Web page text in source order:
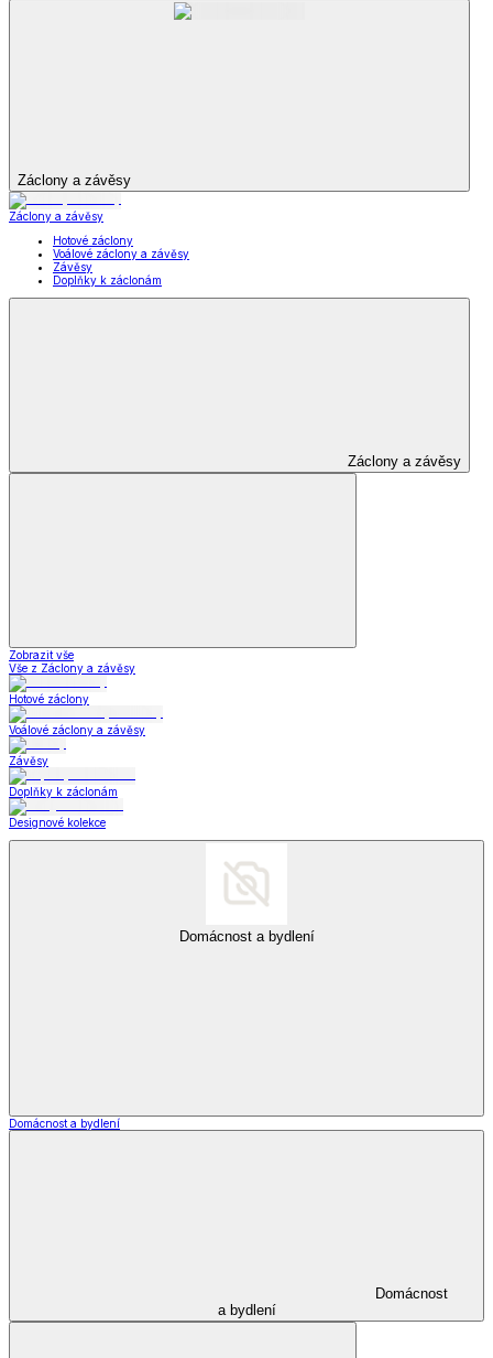
Záclony a závěsy
Záclony a závěsy
Hotové záclony
Voálové záclony a závěsy
Závěsy
Doplňky k záclonám
Záclony a závěsy
Zobrazit vše
Vše z Záclony a závěsy
Hotové záclony
Voálové záclony a závěsy
Závěsy
Doplňky k záclonám
Designové kolekce
Domácnost a bydlení
Domácnost a bydlení
Domácnost
a bydlení